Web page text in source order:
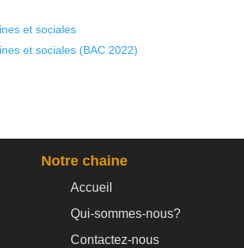
et sociales
et sociales (BAC 2022)
Notre chaine
Accueil
Qui-sommes-nous?
Contactez-nous